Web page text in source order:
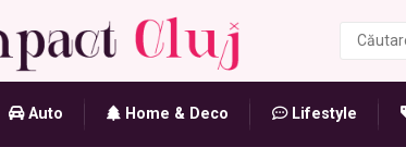
Auto Home & Deco Lifestyle